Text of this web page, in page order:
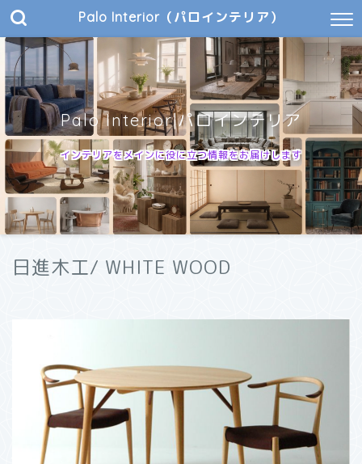
Palo Interior（パロインテリア）
Palo Interior|パロインテリア
インテリアをメインに役に立つ情報をお届けします
日進木工/ WHITE WOOD